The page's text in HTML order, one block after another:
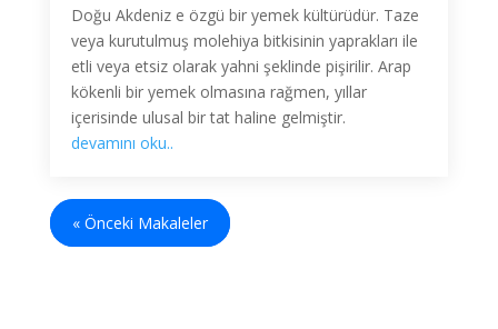
Doğu Akdeniz e özgü bir yemek kültürüdür. Taze
veya kurutulmuş molehiya bitkisinin yaprakları ile
etli veya etsiz olarak yahni şeklinde pişirilir. Arap
kökenli bir yemek olmasına rağmen, yıllar
içerisinde ulusal bir tat haline gelmiştir.
devamını oku..
« Önceki Makaleler